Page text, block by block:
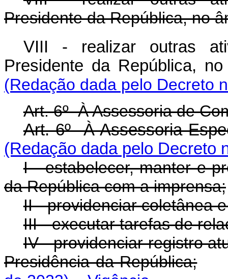
Presidente da República, no
VIII - realizar outras
Presidente da República,
(Redação dada pelo Decreto
Art. 6º À Assessoria de
Art. 6º À Assessoria
(Redação dada pelo Decreto
I - estabelecer, manter e
da República com a imprensa;
II - providenciar coletânea
III - executar tarefas de
IV - providenciar registro
Presidência da República;